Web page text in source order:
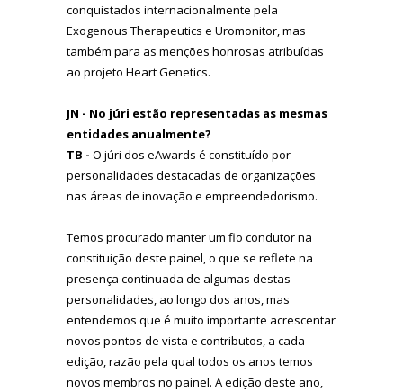
conquistados internacionalmente pela
Exogenous Therapeutics e Uromonitor, mas
também para as menções honrosas atribuídas
ao projeto Heart Genetics.
JN - No júri estão representadas as mesmas
entidades anualmente?
TB - O júri dos eAwards é constituído por
personalidades destacadas de organizações
nas áreas de inovação e empreendedorismo.
Temos procurado manter um fio condutor na
constituição deste painel, o que se reflete na
presença continuada de algumas destas
personalidades, ao longo dos anos, mas
entendemos que é muito importante acrescentar
novos pontos de vista e contributos, a cada
edição, razão pela qual todos os anos temos
novos membros no painel. A edição deste ano,